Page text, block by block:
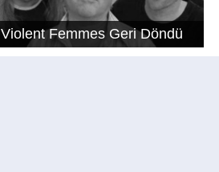
Violent Femmes Geri Döndü